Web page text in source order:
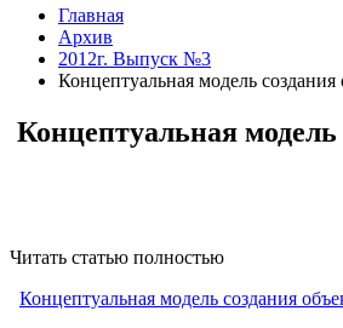
Главная
Архив
2012г. Выпуск №3
Концептуальная модель
Концептуальная
Читать статью полностью
Концептуальная модель создания